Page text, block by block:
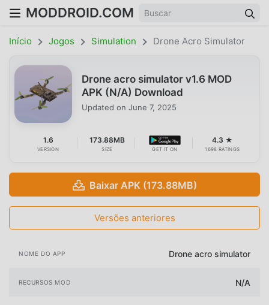
MODDROID.COM
Início Jogos Simulation Drone Acro Simulator
Drone acro simulator v1.6 MOD
APK (N/A) Download
Updated on June 7, 2025
1.6
VERSION
173.88MB
SIZE GET IT ON
4.3 ★
1698 RATINGS
Baixar APK (173.88MB)
Versões anteriores
NOME DO APP Drone acro simulator
RECURSOS MOD N/A